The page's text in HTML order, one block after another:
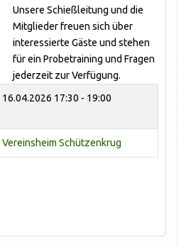
Unsere Schießleitung und die
Mitglieder freuen sich über
interessierte Gäste und stehen
für ein Probetraining und Fragen
jederzeit zur Verfügung.
16.04.2026 17:30 - 19:00
Vereinsheim Schützenkrug